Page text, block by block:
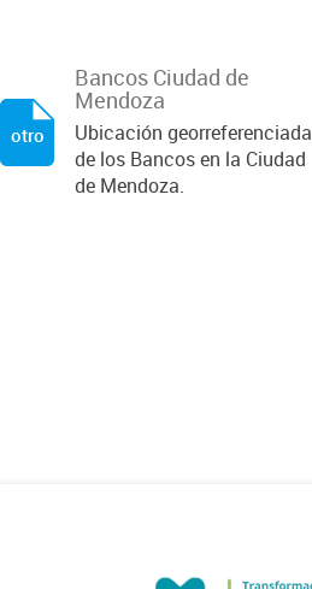
Bancos Ciudad de
Mendoza
Ubicación georreferenciada
de los Bancos en la Ciudad
de Mendoza.
otro